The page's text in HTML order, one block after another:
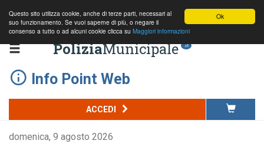
Ok
Questo sito utilizza cookie, anche di terze parti, necessari al
suo funzionamento. Se vuoi saperne di più, o negare il
consenso a tutto o ad alcuni cookie clicca su Maggiori informazioni
PoliziaMunicipale .it
Info Point Web
ACCEDI
domenica, 9 agosto 2026